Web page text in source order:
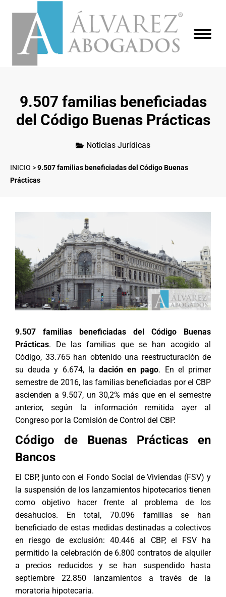
9.507 familias beneficiadas
del Código Buenas Prácticas
Noticias Jurídicas
INICIO >9.507 familias beneficiadas del Código Buenas
Prácticas
9.507 familias beneficiadas del Código Buenas
Prácticas. De las familias que se han acogido al
Código, 33.765 han obtenido una reestructuración de
su deuda y 6.674, la dación en pago. En el primer
semestre de 2016, las familias beneficiadas por el CBP
ascienden a 9.507, un 30,2% más que en el semestre
anterior, según la información remitida ayer al
Congreso por la Comisión de Control del CBP.
Código de Buenas Prácticas en
Bancos
El CBP, junto con el Fondo Social de Viviendas (FSV) y
la suspensión de los lanzamientos hipotecarios tienen
como objetivo hacer frente al problema de los
desahucios. En total, 70.096 familias se han
beneficiado de estas medidas destinadas a colectivos
en riesgo de exclusión: 40.446 al CBP, el FSV ha
permitido la celebración de 6.800 contratos de alquiler
a precios reducidos y se han suspendido hasta
septiembre 22.850 lanzamientos a través de la
moratoria hipotecaria.